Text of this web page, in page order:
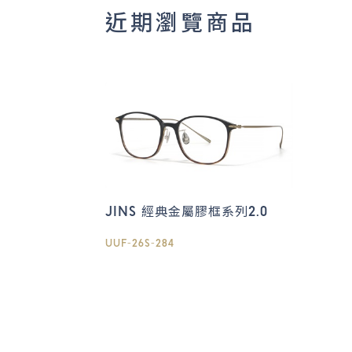
近期瀏覽商品
JINS 經典金屬膠框系列2.0
UUF-26S-284